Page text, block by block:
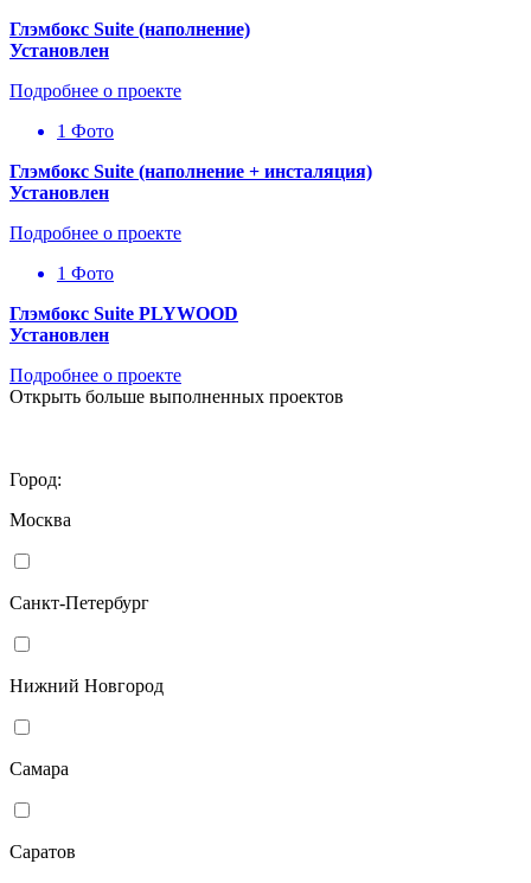
Глэмбокс Suite (наполнение)
Установлен
Подробнее о проекте
1 Фото
Глэмбокс Suite (наполнение + инсталяция)
Установлен
Подробнее о проекте
1 Фото
Глэмбокс Suite PLYWOOD
Установлен
Подробнее о проекте
Открыть больше выполненных проектов
Город:
Москва
Санкт-Петербург
Нижний Новгород
Самара
Саратов